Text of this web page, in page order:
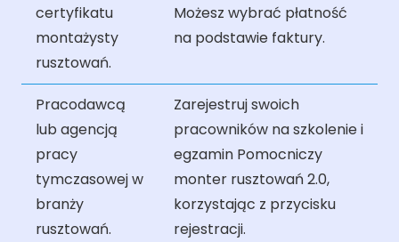
certyfikatu
montażysty
rusztowań.
Możesz wybrać płatność
na podstawie faktury.
Pracodawcą
lub agencją
pracy
tymczasowej w
branży
rusztowań.
Zarejestruj swoich
pracowników na szkolenie i
egzamin Pomocniczy
monter rusztowań 2.0,
korzystając z przycisku
rejestracji.